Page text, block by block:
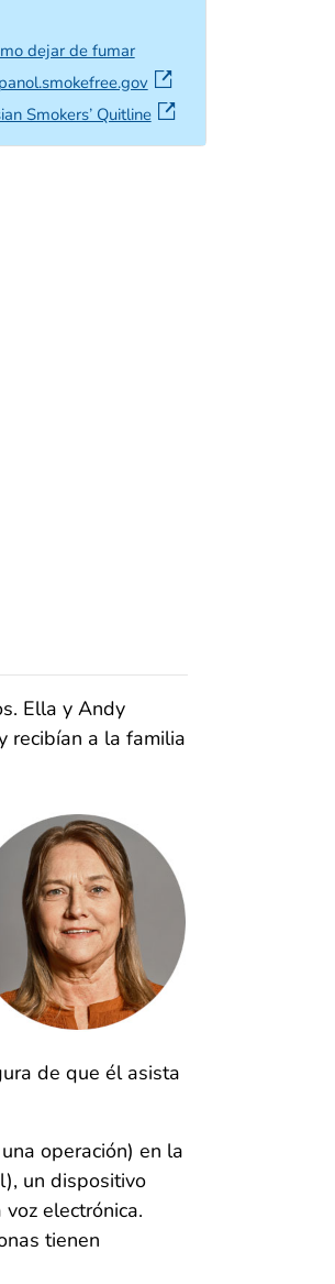
dejar de fumar
external icon
Smokers’ Quitlineexternal icon
Ella y Andy
recibían a la familia
de que él asista
operación) en la
un dispositivo
electrónica.
tienen